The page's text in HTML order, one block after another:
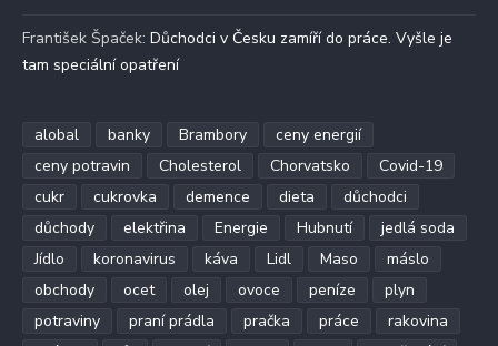
František Špaček: Důchodci v Česku zamíří do práce. Vyšle je
tam speciální opatření
alobal banky Brambory
ceny energií
ceny potravin
Cholesterol Chorvatsko
Covid-19
cukr
cukrovka demence dieta
důchodci
důchody
elektřina Energie Hubnutí
jedlá soda
Jídlo
koronavirus káva Lidl Maso
máslo
obchody
ocet olej ovoce peníze
plyn
potraviny
praní prádla pračka práce
rakovina